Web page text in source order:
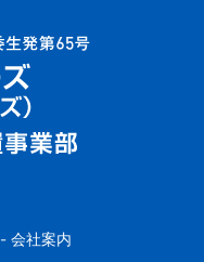
-会社案内